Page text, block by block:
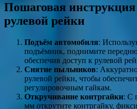
Пошаговая
рулевой рейки
Подъём автомобиля:
подъёмник, поднимите
обеспечив доступ к рулевой
Снятие пыльников:
рулевой рейки, чтобы
регулировочным гайкам.
Откручивание контргайки: С
мм открутите контргайку,